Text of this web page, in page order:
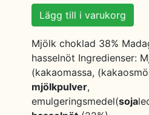
Lägg till i varukorg
Mjölk choklad 38%
hasselnöt Ingredienser:
(kakaomassa,
mjölkpulver,
emulgeringsmedel(soja